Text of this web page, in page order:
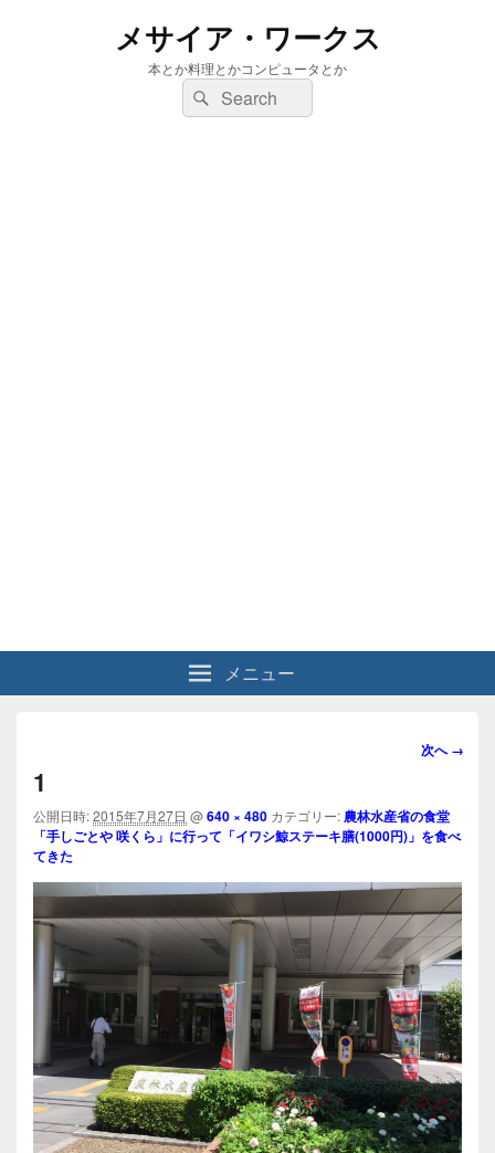
メサイア・ワークス
本とか料理とかコンピュータとか
検
索:
検
索
メニュー
画
ビ
ゲ
シ
ョ
ン
次へ →
1
公開日時:2015年7月27日 @640 × 480 カテゴリー:農林水産省の食堂
「手しごとや 咲くら」に行って「イワシ鯨ステーキ膳(1000円)」を食べ
てきた